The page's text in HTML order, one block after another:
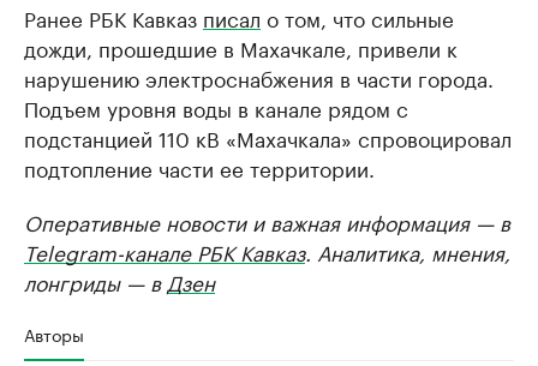
Ранее РБК Кавказ писал о том, что сильные
дожди, прошедшие в Махачкале, привели к
нарушению электроснабжения в части города.
Подъем уровня воды в канале рядом с
подстанцией 110 кВ «Махачкала» спровоцировал
подтопление части ее территории.
Оперативные новости и важная информация — в
Telegram-канале РБК Кавказ. Аналитика, мнения,
лонгриды — в Дзен
Авторы